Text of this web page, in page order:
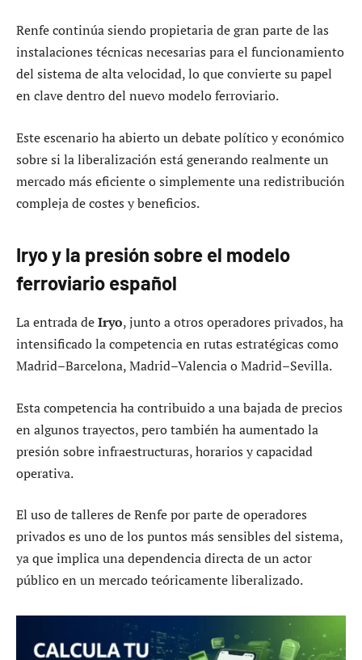
Renfe continúa siendo propietaria de gran parte de las
instalaciones técnicas necesarias para el funcionamiento
del sistema de alta velocidad, lo que convierte su papel
en clave dentro del nuevo modelo ferroviario.
Este escenario ha abierto un debate político y económico
sobre si la liberalización está generando realmente un
mercado más eficiente o simplemente una redistribución
compleja de costes y beneficios.
Iryo y la presión sobre el modelo
ferroviario español
La entrada deIryo, junto a otros operadores privados, ha
intensificado la competencia en rutas estratégicas como
Madrid–Barcelona, Madrid–Valencia o Madrid–Sevilla.
Esta competencia ha contribuido a una bajada de precios
en algunos trayectos, pero también ha aumentado la
presión sobre infraestructuras, horarios y capacidad
operativa.
El uso de talleres de Renfe por parte de operadores
privados es uno de los puntos más sensibles del sistema,
ya que implica una dependencia directa de un actor
público en un mercado teóricamente liberalizado.